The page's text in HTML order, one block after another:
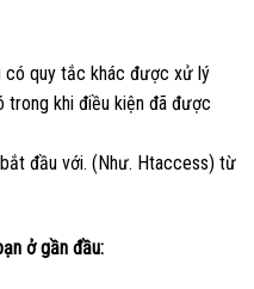
có quy tắc khác được xử lý
khi điều kiện đã được
đầu với. (Như. Htaccess) từ
ở gần đầu: